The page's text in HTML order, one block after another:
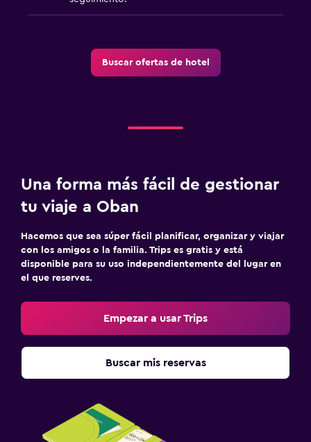
Buscar ofertas de hotel
Una forma más fácil de gestionar
tu viaje a Oban
Hacemos que sea súper fácil planificar, organizar y viajar
con los amigos o la familia. Trips es gratis y está
disponible para su uso independientemente del lugar en
el que reserves.
Empezar a usar Trips
Buscar mis reservas